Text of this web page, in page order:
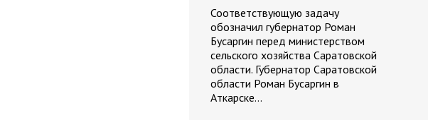
Соответствующую задачу
обозначил губернатор Роман
Бусаргин перед министерством
сельского хозяйства Саратовской
области. Губернатор Саратовской
области Роман Бусаргин в
Аткарске…